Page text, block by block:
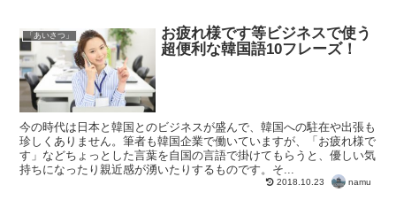
「あいさつ」
お疲れ様です等ビジネスで使う
超便利な韓国語10フレーズ！
今の時代は日本と韓国とのビジネスが盛んで、韓国への駐在や出張も
珍しくありません。筆者も韓国企業で働いていますが、「お疲れ様で
す」などちょっとした言葉を自国の言語で掛けてもらうと、優しい気
持ちになったり親近感が湧いたりするものです。そ...
2018.10.23 namu